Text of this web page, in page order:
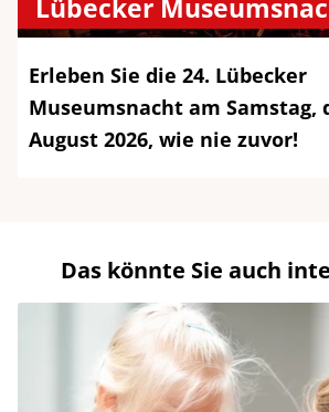
Lübecker
Erleben Sie die 24. Lübecker
Museumsnacht am Samstag,
August 2026, wie nie zuvor!
Das könnte Sie auch